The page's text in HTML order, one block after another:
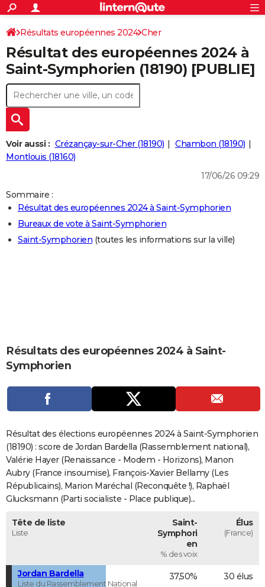
ACTUALITÉS
Politique
Société
Faits Divers
Education
Monde
Villes
+
SPORT
Coupe du monde 2026
Football
Tennis
Cyclisme
Rugby
Forum
CULTURE
Programme TV
TNT
Streaming
Cinéma
Sorties cinéma
Musique
+
FINANCE
Retraite
Impôts
Epargne
Immobilier
Risques naturels par ville
Banque
Assurance
Crédit
AUTO
Essais
Réserver un essai
Citadines
Berlines
SUV
Forum auto
+
HIGH-TECH
Mobiles
Meilleur smartphone
Internet
Ordinateurs
Jeux vidéo
Guide high-tech
+
BRICOLAGE
Guides de France
Escapades
Patrimoine
Expositions
Musées
Week-end nature
LIFESTYLE
Art de vivre
Bien-être
Loisirs
Mode
Modes de vie
CARTE DE VOEUX
Carte de Noël
Carte Bonne année
Carte Saint-Valentin
Carte Pâques
Carte d'anniversaire
Dictionnaire
Biographies
Expressions
Proverbes
PROGRAMME TV
S'inscrire
Se connecter
Lycées
Collèges
Primaires
Universités
Entreprises
Service militaire
Avis de recherche
AVIS DE DÉCÈS
FORUM
Bricolage
Lifestyle
Culture
SportAuto
Television
Voyage
Cinema
S'inscrire
Connexion
Résultats européennes 2024 Cher
Résultat des européennes 2024 à
Saint-Symphorien (18190) [PUBLIE]
Voir aussi : Crézançay-sur-Cher (18190)
Chambon (18190)
Montlouis (18160)
17/06/26 09:29
Sommaire :
Résultat des européennes 2024 à Saint-Symphorien
Bureaux de vote à Saint-Symphorien
Saint-Symphorien (toutes les informations sur la ville)
Résultats des européennes 2024 à Saint-
Symphorien
Résultat des élections européennes 2024 à Saint-Symphorien
(18190) : score de Jordan Bardella (Rassemblement national),
Valérie Hayer (Renaissance - Modem - Horizons), Manon
Aubry (France insoumise), François-Xavier Bellamy (Les
Républicains), Marion Maréchal (Reconquête !), Raphaël
Glucksmann (Parti socialiste - Place publique)...
Tête de liste
Liste
Saint-
Symphori
en
% des voix
Élus
(France)
Jordan Bardella
Liste du Rassemblement National
37,50% 30 élus